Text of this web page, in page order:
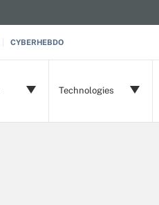
CYBERHEBDO
Technologies